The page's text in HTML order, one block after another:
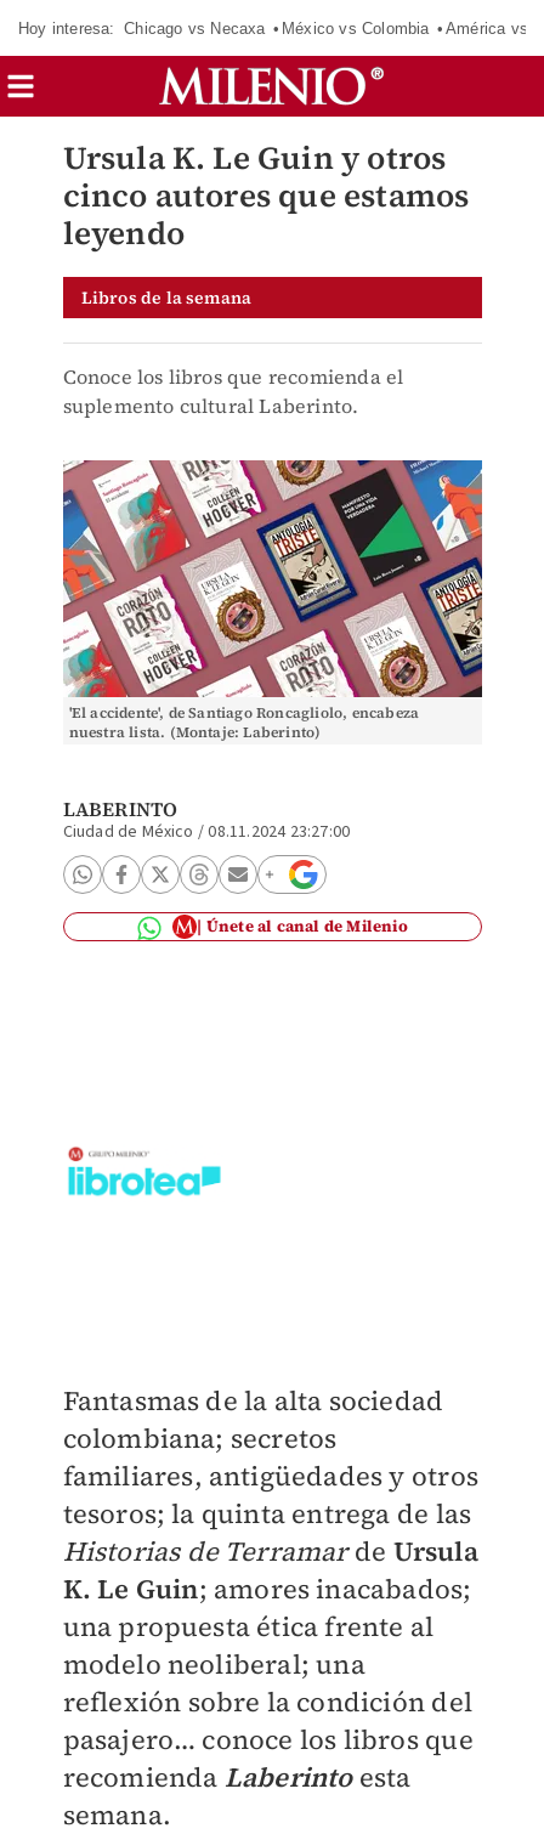
Hoy interesa: Chicago vs Necaxa México vs Colombia América vs
Ursula K. Le Guin y otros
cinco autores que estamos
leyendo
Libros de la semana
Conoce los libros que recomienda el
suplemento cultural Laberinto.
'El accidente', de Santiago Roncagliolo, encabeza
nuestra lista. (Montaje: Laberinto)
LABERINTO
Ciudad de México /08.11.2024 23:27:00
Únete al canal de Milenio
Fantasmas de la alta sociedad
colombiana; secretos
familiares, antigüedades y otros
tesoros; la quinta entrega de las
Historias de Terramarde Ursula
K. Le Guin; amores inacabados;
una propuesta ética frente al
modelo neoliberal; una
reflexión sobre la condición del
pasajero… conoce los libros que
recomienda Laberintoesta
semana.